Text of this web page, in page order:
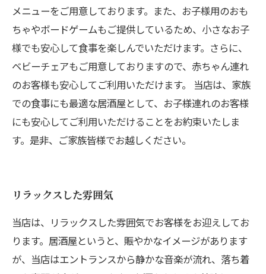
メニューをご用意しております。また、お子様用のおも
ちゃやボードゲームもご提供しているため、小さなお子
様でも安心して食事を楽しんでいただけます。さらに、
ベビーチェアもご用意しておりますので、赤ちゃん連れ
のお客様も安心してご利用いただけます。 当店は、家族
での食事にも最適な居酒屋として、お子様連れのお客様
にも安心してご利用いただけることをお約束いたしま
す。是非、ご家族皆様でお越しください。
リラックスした雰囲気
当店は、リラックスした雰囲気でお客様をお迎えしてお
ります。居酒屋というと、賑やかなイメージがあります
が、当店はエントランスから静かな音楽が流れ、落ち着